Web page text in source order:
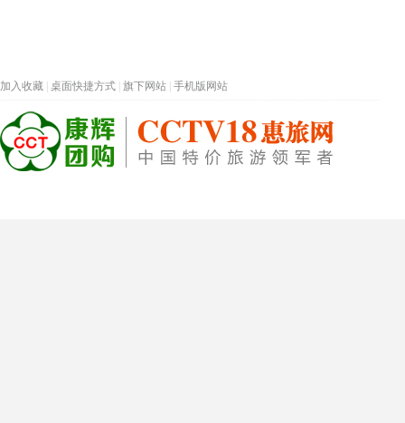
加入收藏 桌面快捷方式 旗下网站 手机版网站